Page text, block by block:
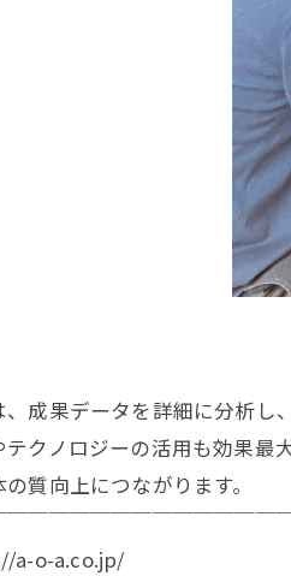
、成果データを詳細に分析し
クノロジーの活用も効果最
質向上につながります。
￣￣￣￣￣￣￣￣￣￣￣￣
a-o-a.co.jp/